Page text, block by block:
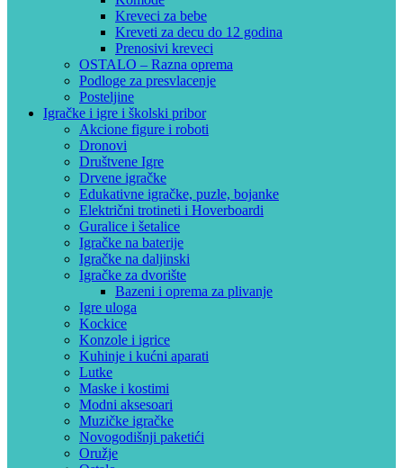
Kreveci za bebe
Kreveti za decu do 12 godina
Prenosivi kreveci
OSTALO – Razna oprema
Podloge za presvlacenje
Posteljine
Igračke i igre i školski pribor
Akcione figure i roboti
Dronovi
Društvene Igre
Drvene igračke
Edukativne igračke, puzle, bojanke
Električni trotineti i Hoverboardi
Guralice i šetalice
Igračke na baterije
Igračke na daljinski
‎Igračke za dvorište
Bazeni i oprema za plivanje
Igre uloga
Kockice
Konzole i igrice
Kuhinje i kućni aparati
Lutke
Maske i kostimi
Modni aksesoari
Muzičke igračke
Novogodišnji paketići
Oružje